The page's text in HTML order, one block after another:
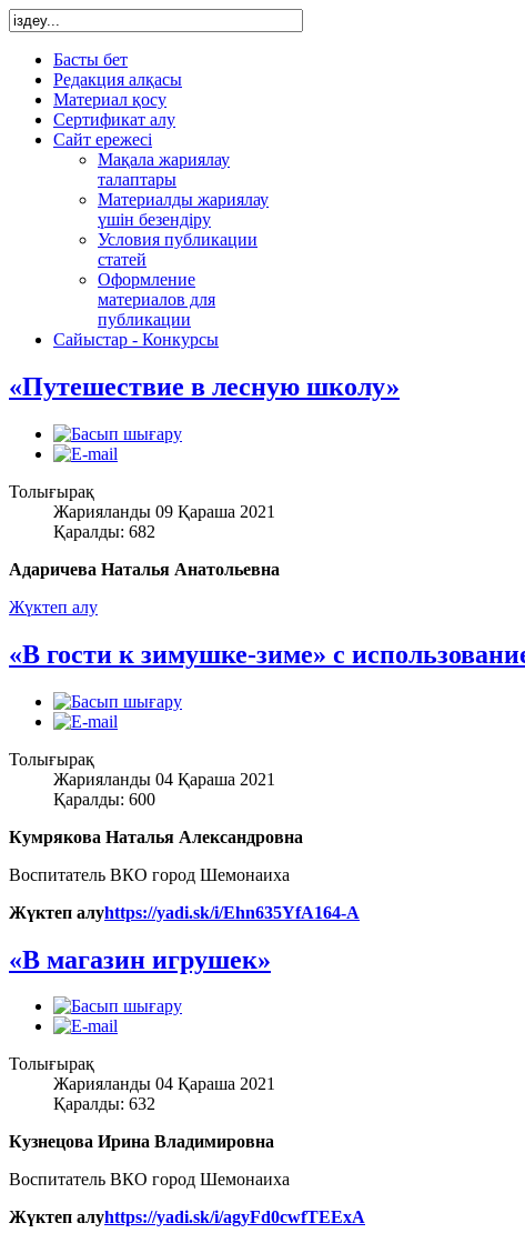
Басты бет
Редакция алқасы
Материал қосу
Сертификат алу
Сайт ережесі
Мақала жариялау
талаптары
Материалды жариялау
үшін безендіру
Условия публикации
статей
Оформление
материалов для
публикации
Сайыстар - Конкурсы
«Путешествие в лесную школу»
Толығырақ
Жарияланды 09 Қараша 2021
Қаралды: 682
Адаричева Наталья Анатольевна
Жүктеп алу
«В гости к зимушке-зиме» с
Толығырақ
Жарияланды 04 Қараша 2021
Қаралды: 600
Кумрякова Наталья Александровна
Воспитатель ВКО город Шемонаиха
Жүктеп алуhttps://yadi.sk/i/Ehn635YfA164-A
«В магазин игрушек»
Толығырақ
Жарияланды 04 Қараша 2021
Қаралды: 632
Кузнецова Ирина Владимировна
Воспитатель ВКО город Шемонаиха
Жүктеп алуhttps://yadi.sk/i/agyFd0cwfTEExA